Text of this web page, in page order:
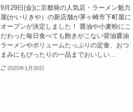
9月29日(金)に京都発の人気店・ラーメン魁力
屋(かいりきや）の新店舗が茅ヶ崎市下町屋に
オープンが決定しました！ 醤油や小麦粉にこ
だわった毎日食べても飽きがこない背油醤油
ラーメンやボリュームたっぷりの定食、おつ
まみにもぴったりの一品までおいしい...
2025年1月30日